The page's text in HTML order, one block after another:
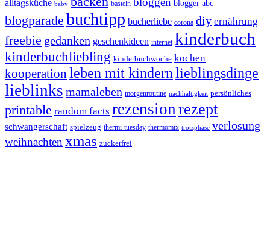
alltagsküche baby basteln blogger abc
blogparade buchtipp bücherliebe corona diy ernährung
freebie gedanken geschenkideen internet kinderbuch
kinderbuchliebling kinderbuchwoche kochen
kooperation leben mit kindernlieblingsdinge
lieblinks mamaleben morgenroutine nachhaltigkeit persönliches
printable random facts rezensionrezept
schwangerschaft spielzeug thermi-tuesday thermomix trotzphase verlosung
weihnachten xmas zuckerfrei